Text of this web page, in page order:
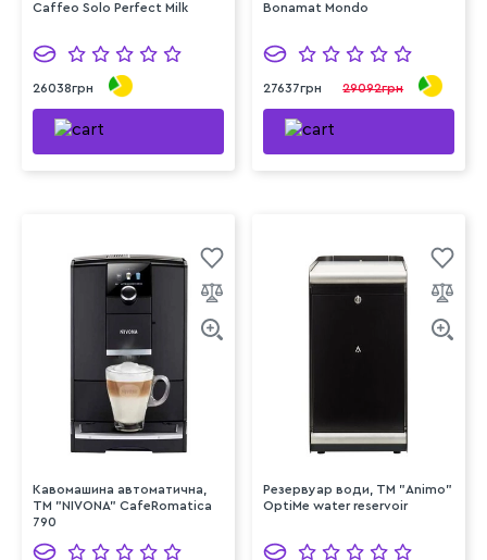
Caffeo Solo Perfect Milk
26038грн
Bonamat Mondo
27637грн 29092грн
Кавомашина автоматична,
ТМ "NIVONA" CafeRomatica
790
Резервуар води, ТМ "Animo"
OptiMe water reservoir